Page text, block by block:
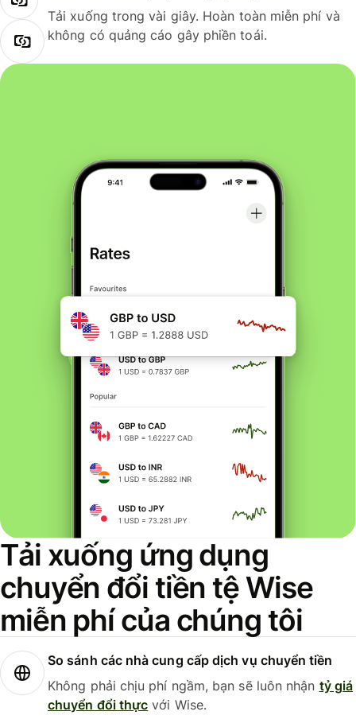
Tải xuống trong vài giây. Hoàn toàn miễn phí và
không có quảng cáo gây phiền toái.
Tải xuống ứng dụng
chuyển đổi tiền tệ Wise
miễn phí của chúng tôi
So sánh các nhà cung cấp dịch vụ chuyển tiền
Không phải chịu phí ngầm, bạn sẽ luôn nhận tỷ giá
chuyển đổi thực với Wise.